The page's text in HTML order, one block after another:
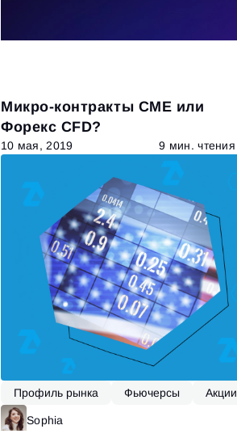
Микро-контракты CME или
Форекс CFD?
10 мая, 2019 9 мин. чтения
Профиль рынка Фьючерсы Акции
Sophia